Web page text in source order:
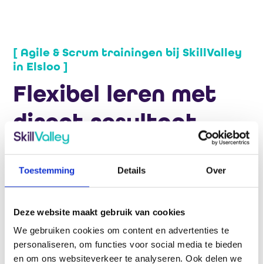
Toestemming Details Over
Deze website maakt gebruik van cookies
We gebruiken cookies om content en advertenties te
personaliseren, om functies voor social media te bieden
en om ons websiteverkeer te analyseren. Ook delen we
[ Agile & Scrum trainingen bij SkillValley
in Elsloo ]
Flexibel leren met
direct resultaat
voor professionals
Agile en Scrum zijn krachtige frameworks die bedrijven
nu een beginnende Scrum Master bent, je vaardigheden
als Product Owner wilt verbeteren, of je als teamlid je
Agile-kennis verder wilt ontwikkelen, SkillValley biedt de